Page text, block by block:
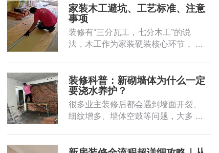
家装木工避坑、工艺标准、注意
事项
装修有“三分瓦工，七分木工”的说
法，木工作为家装硬装核心环节， ...
装修科普：新砌墙体为什么一定
要浇水养护？
很多业主装修后都会遇到墙面开裂、
细纹增多、墙体空鼓等问题，大多 ...